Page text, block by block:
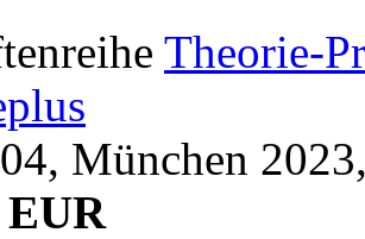
Theorie-
München
EUR